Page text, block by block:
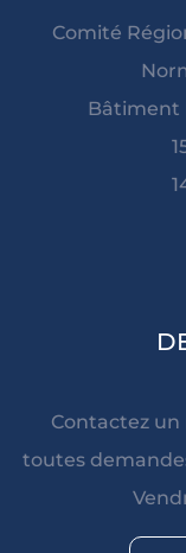
Comité
Bâtiment
Contactez
toutes